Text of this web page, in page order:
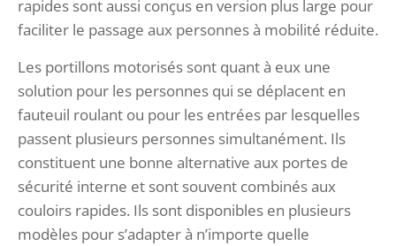
rapides sont aussi conçus en version plus large pour
faciliter le passage aux personnes à mobilité réduite.
Les portillons motorisés sont quant à eux une
solution pour les personnes qui se déplacent en
fauteuil roulant ou pour les entrées par lesquelles
passent plusieurs personnes simultanément. Ils
constituent une bonne alternative aux portes de
sécurité interne et sont souvent combinés aux
couloirs rapides. Ils sont disponibles en plusieurs
modèles pour s’adapter à n’importe quelle